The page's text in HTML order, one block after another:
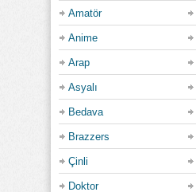
Amatör
Anime
Arap
Asyalı
Bedava
Brazzers
Çinli
Doktor